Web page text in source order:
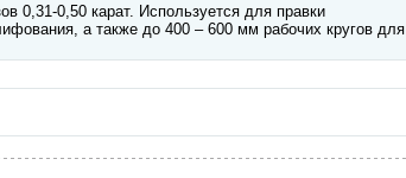
0,31-0,50 карат. Используется для правки
а также до 400 – 600 мм рабочих кругов для